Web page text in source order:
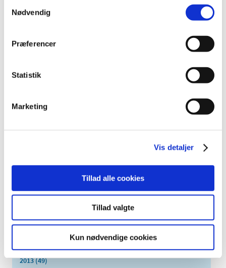
Nødvendig
Præferencer
Statistik
Marketing
Vis detaljer
Tillad alle cookies
Tillad valgte
Kun nødvendige cookies
foranledning revurderet tilskudsstatus for lægemidler,
…
Alle (2506)
2026 (84)
2024 (224)
2022 (197)
2018 (150)
2016 (167)
2013 (49)